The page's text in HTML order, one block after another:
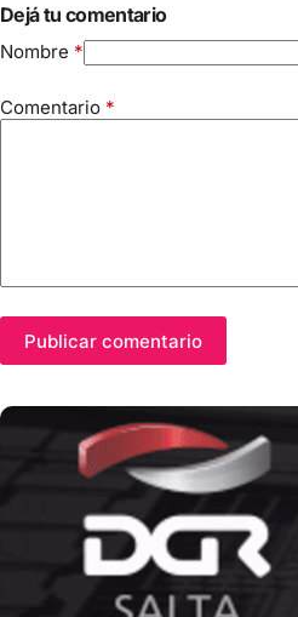
Dejá tu comentario
Nombre *
Comentario *
Publicar comentario